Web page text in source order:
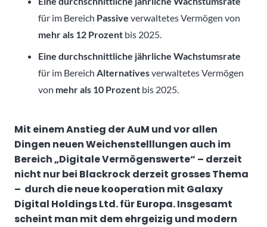
für im Bereich Passive verwaltetes Vermögen von
mehr als 12 Prozent bis 2025.
Eine durchschnittliche jährliche Wachstumsrate
für im Bereich Alternativesverwaltetes Vermögen
von mehr als 10 Prozent bis 2025.
Mit einem Anstieg der AuM und vor allen
Dingen neuen Weichenstelllungen auch im
Bereich „Digitale Vermögenswerte“ – derzeit
nicht nur bei Blackrock derzeit grosses Thema
– durch die neue kooperation mit Galaxy
Digital Holdings Ltd. für Europa. Insgesamt
scheint man mit dem ehrgeizig und modern